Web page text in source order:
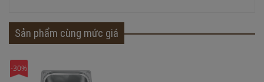
Sản phẩm cùng mức giá
-30%